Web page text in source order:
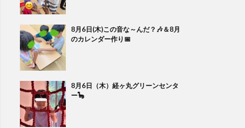
8月6日(木)この音な～んだ？🎶＆8月
のカレンダー作り📅
8月6日（木）経ヶ丸グリーンセンタ
ー🦕